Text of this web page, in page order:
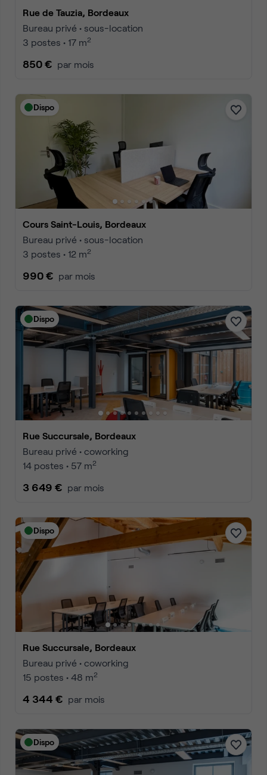
Rue de Tauzia, Bordeaux
Bureau privé • sous-location
3 postes • 17 m2
850 € par mois
Dispo
Cours Saint-Louis, Bordeaux
Bureau privé • sous-location
3 postes • 12 m2
990 € par mois
Dispo
Rue Succursale, Bordeaux
Bureau privé • coworking
14 postes • 57 m2
3 649 € par mois
Dispo
Rue Succursale, Bordeaux
Bureau privé • coworking
15 postes • 48 m2
4 344 € par mois
Dispo